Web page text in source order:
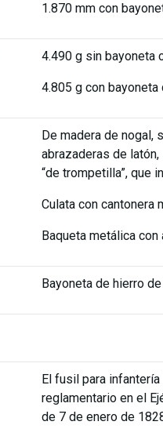
1.870 mm con
4.490 g sin bayoneta
4.805 g con bayoneta
De madera de nogal,
abrazaderas de
“de trompetilla”, que
Culata con cantonera
Baqueta metálica
Bayoneta de hierro
El fusil para
reglamentario en el
de 7 de enero de